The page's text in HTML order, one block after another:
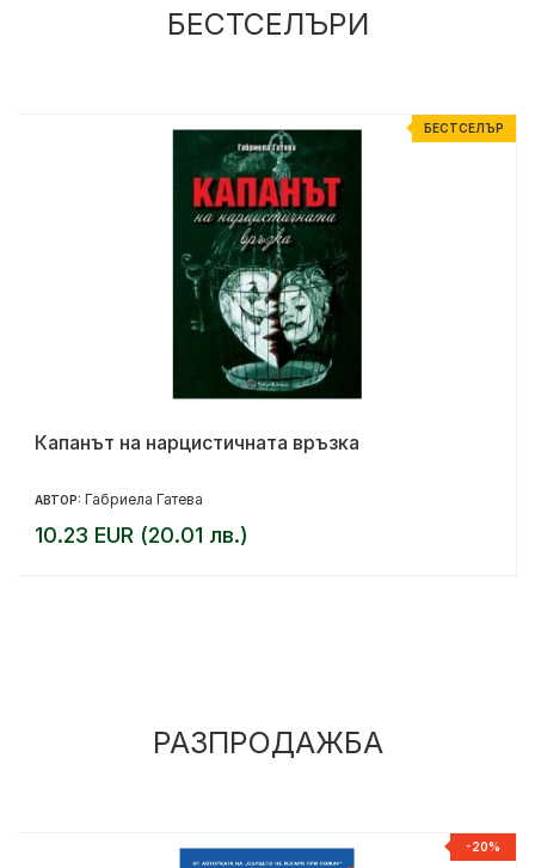
БЕСТСЕЛЪРИ
БЕСТСЕЛЪР
Капанът на нарцистичната връзка
АВТОР: Габриела Гатева
10.23 EUR (20.01 лв.)
РАЗПРОДАЖБА
-20%